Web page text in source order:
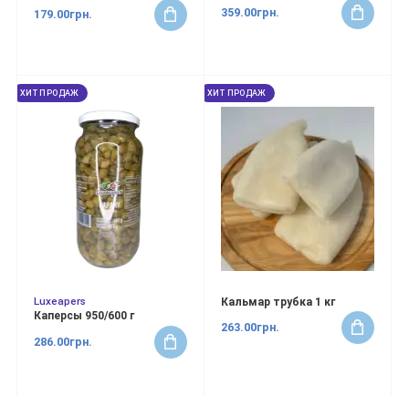
179.00грн. 359.00грн.
ХИТ ПРОДАЖ
Luxeapers
Каперсы 950/600 г
286.00грн.
ХИТ ПРОДАЖ
Кальмар трубка 1 кг
263.00грн.